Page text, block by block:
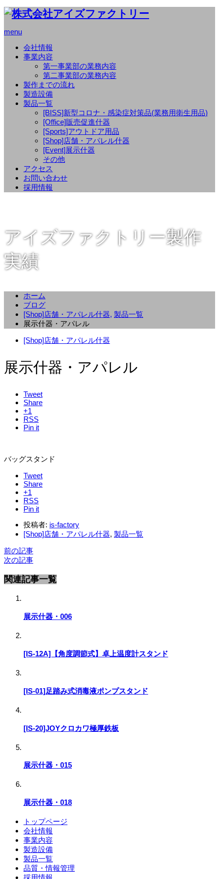
menu
会社情報
事業内容
第一事業部の業務内容
第二事業部の業務内容
製作までの流れ
製造設備
製品一覧
[BISS]新型コロナ・感染症対策品(業務用衛生用品)
[Office]販売促進什器
[Sports]アウトドア用品
[Shop]店舗・アパレル什器
[Event]展示什器
その他
アクセス
お問い合わせ
採用情報
アイズファクトリー製作
実績
ホーム
ブログ
[Shop]店舗・アパレル什器, 製品一覧
展示什器・アパレル
[Shop]店舗・アパレル什器
展示什器・アパレル
Tweet
Share
+1
RSS
Pin it
バッグスタンド
Tweet
Share
+1
RSS
Pin it
投稿者: is-factory
[Shop]店舗・アパレル什器, 製品一覧
前の記事
次の記事
関連記事一覧
展示什器・006
[IS-12A]【角度調節式】卓上温度計スタンド
[IS-01]足踏み式消毒液ポンプスタンド
[IS-20]JOYクロカワ極厚鉄板
展示什器・015
展示什器・018
トップページ
会社情報
事業内容
製造設備
製品一覧
品質・情報管理